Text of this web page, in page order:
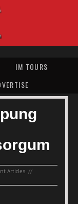
IM TOURS
Articles //